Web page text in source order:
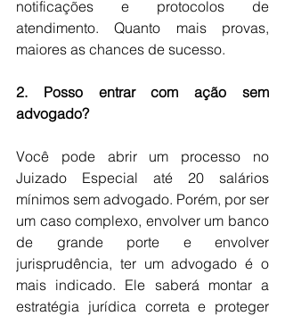
notificações e protocolos de
atendimento. Quanto mais provas,
maiores as chances de sucesso.
2. Posso entrar com ação sem
advogado?
Você pode abrir um processo no
Juizado Especial até 20 salários
mínimos sem advogado. Porém, por ser
um caso complexo, envolver um banco
de grande porte e envolver
jurisprudência, ter um advogado é o
mais indicado. Ele saberá montar a
estratégia jurídica correta e proteger